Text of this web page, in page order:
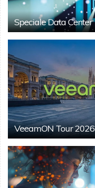
Speciale Data Center
VeeamON Tour 2026